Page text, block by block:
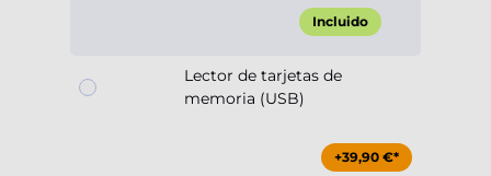
Incluido
Lector de tarjetas de
memoria (USB)
+39,90 €*